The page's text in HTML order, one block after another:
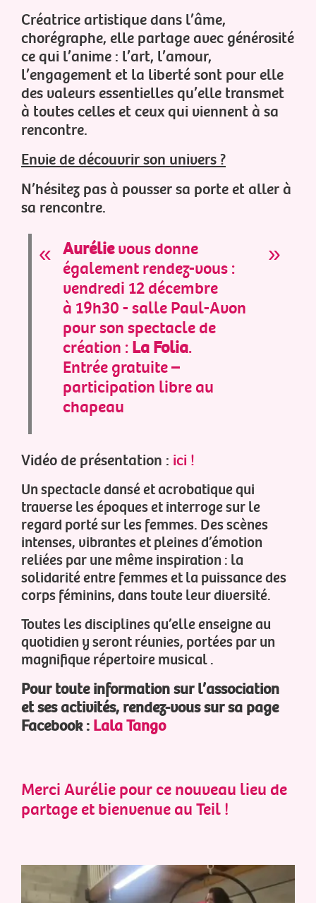
Créatrice artistique dans l’âme,
chorégraphe, elle partage avec générosité
ce qui l’anime : l’art, l’amour,
l’engagement et la liberté sont pour elle
des valeurs essentielles qu’elle transmet
à toutes celles et ceux qui viennent à sa
rencontre.
Envie de découvrir son univers ?
N’hésitez pas à pousser sa porte et aller à
sa rencontre.
Aurélievous donne
également rendez-vous :
vendredi 12 décembre
à 19h30 - salle Paul-Avon
pour son spectacle de
création : La Folia.
Entrée gratuite –
participation libre au
chapeau
Vidéo de présentation : ici !
Un spectacle dansé et acrobatique qui
traverse les époques et interroge sur le
regard porté sur les femmes. Des scènes
intenses, vibrantes et pleines d’émotion
reliées par une même inspiration : la
solidarité entre femmes et la puissance des
corps féminins, dans toute leur diversité.
Toutes les disciplines qu’elle enseigne au
quotidien y seront réunies, portées par un
magnifique répertoire musical .
Pour toute information sur l’association
et ses activités, rendez-vous sur sa page
Facebook : Lala Tango
Merci Aurélie pour ce nouveau lieu de
partage et bienvenue au Teil !